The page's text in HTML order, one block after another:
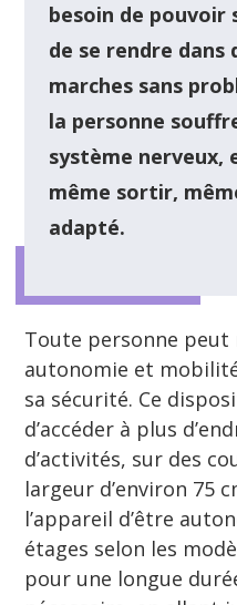
besoin de pouvoir
de se rendre dans
marches sans
la personne
système nerveux,
même sortir,
adapté.
Toute personne
autonomie et
sa sécurité. Ce
d’accéder à plus
d’activités, sur des
largeur d’environ 75
l’appareil d’être
étages selon les
pour une longue